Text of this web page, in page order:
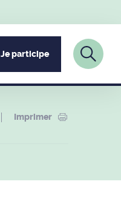
Je participe
Imprimer